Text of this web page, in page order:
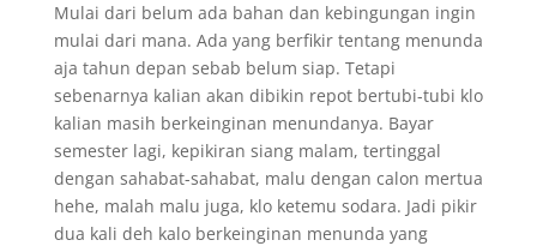
Mulai dari belum ada bahan dan kebingungan ingin
mulai dari mana. Ada yang berfikir tentang menunda
aja tahun depan sebab belum siap. Tetapi
sebenarnya kalian akan dibikin repot bertubi-tubi klo
kalian masih berkeinginan menundanya. Bayar
semester lagi, kepikiran siang malam, tertinggal
dengan sahabat-sahabat, malu dengan calon mertua
hehe, malah malu juga, klo ketemu sodara. Jadi pikir
dua kali deh kalo berkeinginan menunda yang